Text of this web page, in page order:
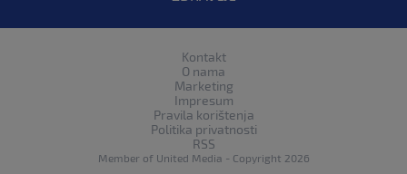
Kontakt
O nama
Marketing
Impresum
Pravila korištenja
Politika privatnosti
RSS
Member of United Media - Copyright 2026